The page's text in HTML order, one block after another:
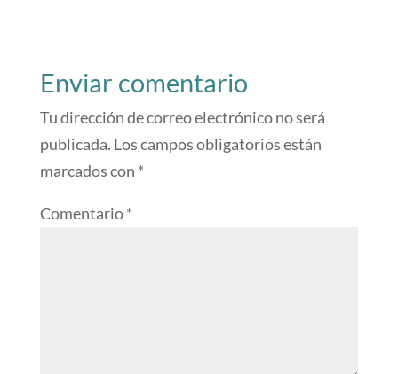
Enviar comentario
Tu dirección de correo electrónico no será
publicada. Los campos obligatorios están
marcados con *
Comentario*